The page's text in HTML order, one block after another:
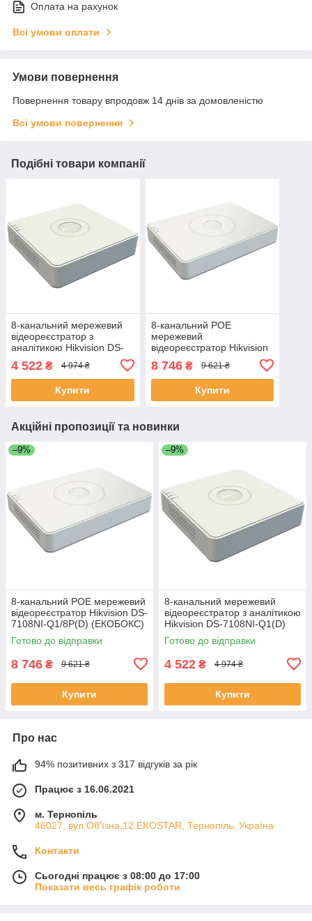
Оплата на рахунок
Всі умови оплати
Умови повернення
Повернення товару впродовж 14 днів за домовленістю
Всі умови повернення
Подібні товари компанії
8-канальний мережевий
відеореєстратор з
аналітикою Hikvision DS-
7108NI-Q1(D) ЕКОБОКС
4 522 ₴ 4 974 ₴
Купити
8-канальний POE
мережевий
відеореєстратор Hikvision
(ЕКОБОКС)
8 746₴ 9 621 ₴
Купити
Акційні пропозиції та новинки
–9%
8-канальний POE мережевий
відеореєстратор Hikvision DS-
7108NI-Q1/8P(D) (ЕКОБОКС)
Готово до відправки
8 746 ₴ 9 621 ₴
Купити
–9%
8-канальний мережевий
відеореєстратор з аналітикою
Hikvision DS-7108NI-Q1(D)
ЕКОБОКС
Готово до відправки
4 522 ₴ 4 974 ₴
Купити
Про нас
94% позитивних з 317 відгуків за рік
Працює з 16.06.2021
м. Тернопіль
46027, вул.Об'їзна,12 EKOSTAR, Тернопіль, Україна
Контакти
Сьогодні працює з 08:00 до 17:00
Показати весь графік роботи